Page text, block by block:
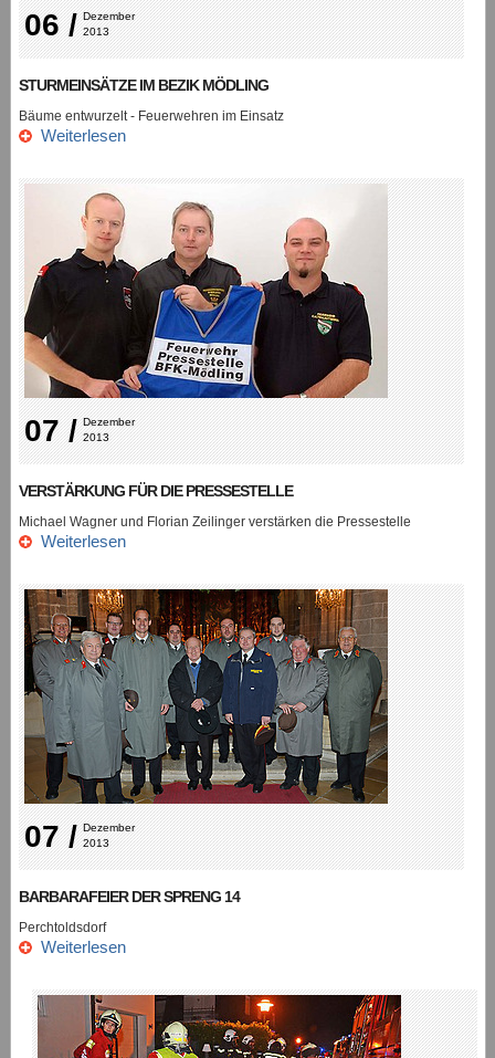
06 / Dezember
2013
STURMEINSÄTZE IM BEZIK MÖDLING
Bäume entwurzelt - Feuerwehren im Einsatz
Weiterlesen
07 / Dezember
2013
VERSTÄRKUNG FÜR DIE PRESSESTELLE
Michael Wagner und Florian Zeilinger verstärken die Pressestelle
Weiterlesen
07 / Dezember
2013
BARBARAFEIER DER SPRENG 14
Perchtoldsdorf
Weiterlesen